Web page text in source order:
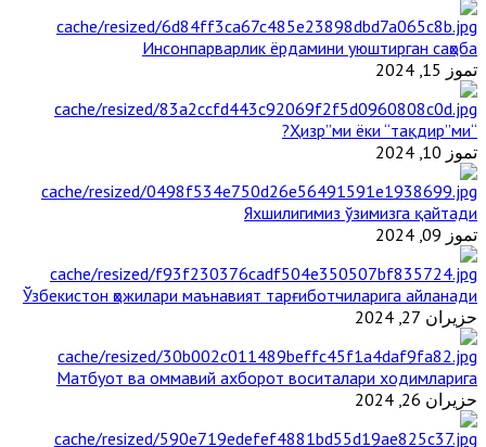
Инсонпарварлик ёрдамини уюштирган саҳоба
تموز 15, 2024
“Ҳизр”ми ёки “тақдир”ми?
تموز 10, 2024
Яхшилигимиз ўзимизга қайтади
تموز 09, 2024
Ўзбекистон ҳожилари маънавият тарғиботчиларига айланади
حزيران 27, 2024
Матбуот ва оммавий ахборот воситалари ходимларига
حزيران 26, 2024